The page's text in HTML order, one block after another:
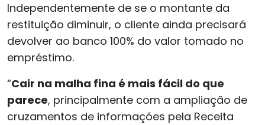
Independentemente de se o montante da
restituição diminuir, o cliente ainda precisará
devolver ao banco 100% do valor tomado no
empréstimo.
“Cair na malha fina é mais fácil do que
parece, principalmente com a ampliação de
cruzamentos de informações pela Receita